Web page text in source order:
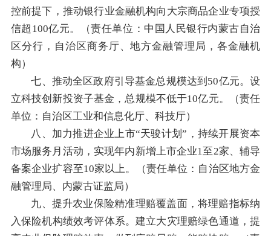
控前提下，推动银行业金融机构向大宗商品企业专项授
信超100亿元。（责任单位：中国人民银行内蒙古自治
区分行，自治区商务厅、地方金融管理局，各金融机
构）
七、推动全区政府引导基金总规模达到50亿元。设
立科技创新投资子基金，总规模不低于10亿元。（责任
单位：自治区工业和信息化厅、科技厅）
八、加力推进企业上市“天骏计划”，持续开展资本
市场服务月活动，实现年内新增上市企业1至2家、辅导
备案企业扩容至10家以上。（责任单位：自治区地方金
融管理局、内蒙古证监局）
九、提升农业保险精准理赔覆盖面，将理赔指标纳
入保险机构绩效考评体系。建立大灾理赔绿色通道，提